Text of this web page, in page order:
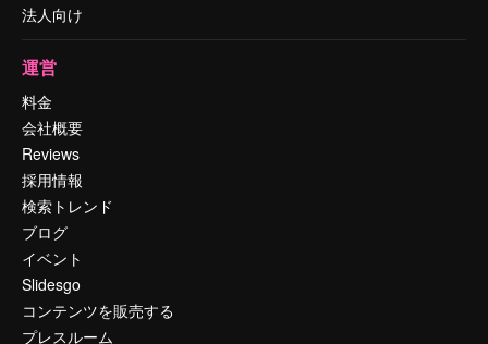
法人向け
運営
料金
会社概要
Reviews
採用情報
検索トレンド
ブログ
イベント
Slidesgo
コンテンツを販売する
プレスルーム